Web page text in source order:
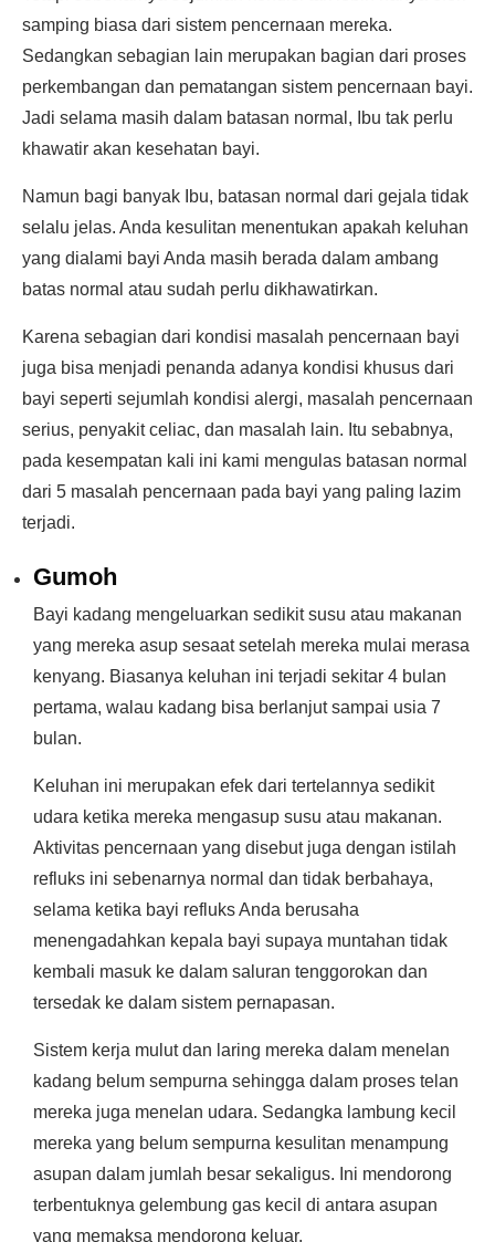
samping biasa dari sistem pencernaan mereka.
Sedangkan sebagian lain merupakan bagian dari proses
perkembangan dan pematangan sistem pencernaan bayi.
Jadi selama masih dalam batasan normal, Ibu tak perlu
khawatir akan kesehatan bayi.
Namun bagi banyak Ibu, batasan normal dari gejala tidak
selalu jelas. Anda kesulitan menentukan apakah keluhan
yang dialami bayi Anda masih berada dalam ambang
batas normal atau sudah perlu dikhawatirkan.
Karena sebagian dari kondisi masalah pencernaan bayi
juga bisa menjadi penanda adanya kondisi khusus dari
bayi seperti sejumlah kondisi alergi, masalah pencernaan
serius, penyakit celiac, dan masalah lain. Itu sebabnya,
pada kesempatan kali ini kami mengulas batasan normal
dari 5 masalah pencernaan pada bayi yang paling lazim
terjadi.
Gumoh
Bayi kadang mengeluarkan sedikit susu atau makanan
yang mereka asup sesaat setelah mereka mulai merasa
kenyang. Biasanya keluhan ini terjadi sekitar 4 bulan
pertama, walau kadang bisa berlanjut sampai usia 7
bulan.
Keluhan ini merupakan efek dari tertelannya sedikit
udara ketika mereka mengasup susu atau makanan.
Aktivitas pencernaan yang disebut juga dengan istilah
refluks ini sebenarnya normal dan tidak berbahaya,
selama ketika bayi refluks Anda berusaha
menengadahkan kepala bayi supaya muntahan tidak
kembali masuk ke dalam saluran tenggorokan dan
tersedak ke dalam sistem pernapasan.
Sistem kerja mulut dan laring mereka dalam menelan
kadang belum sempurna sehingga dalam proses telan
mereka juga menelan udara. Sedangka lambung kecil
mereka yang belum sempurna kesulitan menampung
asupan dalam jumlah besar sekaligus. Ini mendorong
terbentuknya gelembung gas kecil di antara asupan
yang memaksa mendorong keluar.